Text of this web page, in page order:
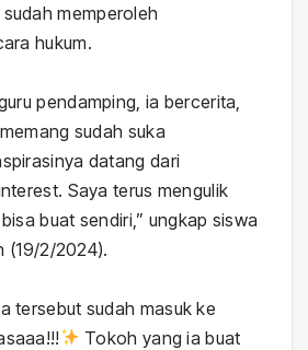
memperoleh
hukum.
pendamping, ia bercerita,
sudah suka
datang dari
Saya terus mengulik
buat sendiri,” ungkap siswa
(19/2/2024).
tersebut sudah masuk ke
Tokoh yang ia buat